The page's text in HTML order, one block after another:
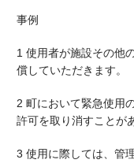
事例
1 使用者が施設その他
償していただきます。
2 町において緊急使用
許可を取り消すことが
3 使用に際しては、管